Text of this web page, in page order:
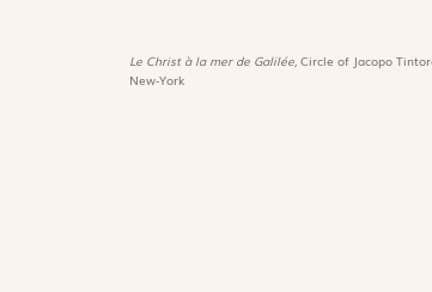
Le Christ à la mer de Galilée, Circle of Jacopo
New-York